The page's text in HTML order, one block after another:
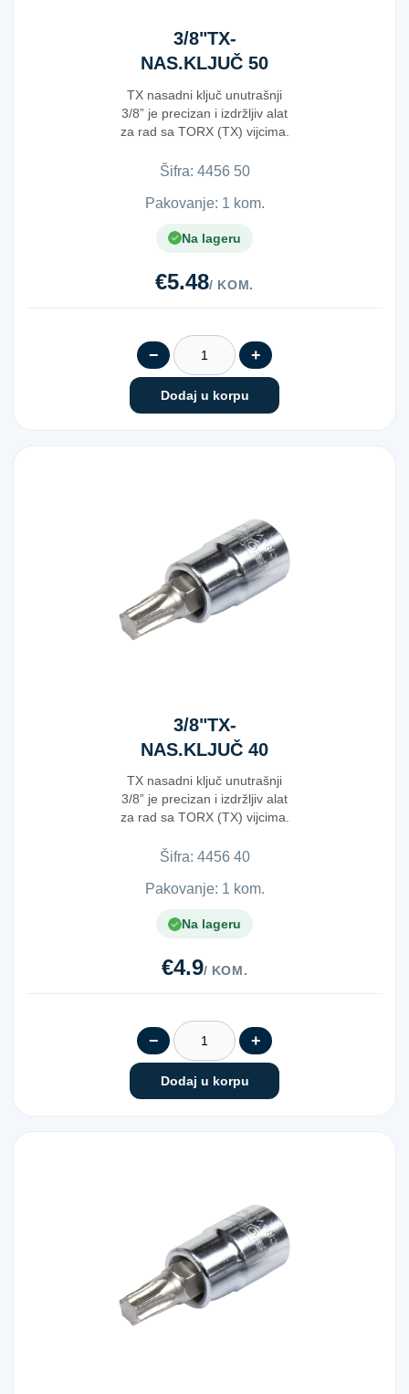
3/8"TX-
NAS.KLJUČ 50
50MM
TX nasadni ključ unutrašnji
3/8” je precizan i izdržljiv alat
za rad sa TORX (TX) vijcima.
Šifra: 4​4​5​6​ ​5​0​
Pakovanje: 1 kom.
Na lageru
€5.48/ KOM.
− +
Dodaj u korpu
3/8"TX-
NAS.KLJUČ 40
50MM
TX nasadni ključ unutrašnji
3/8” je precizan i izdržljiv alat
za rad sa TORX (TX) vijcima.
Šifra: 4​4​5​6​ ​4​0​
Pakovanje: 1 kom.
Na lageru
€4.9/ KOM.
− +
Dodaj u korpu